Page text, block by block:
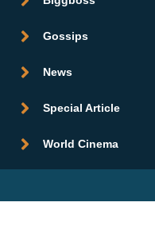
Gossips
News
Special Article
World Cinema